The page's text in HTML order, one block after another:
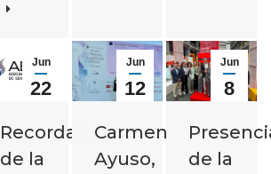
Jun
22
Recordatorio
de la
Jun
12
Carmen
Ayuso,
Jun
8
de la